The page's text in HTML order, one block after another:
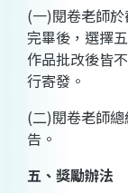
(一)閱卷老師
完畢後，選擇
作品批改後皆
行寄發。
(二)閱卷老師
告。
五、獎勵辦法